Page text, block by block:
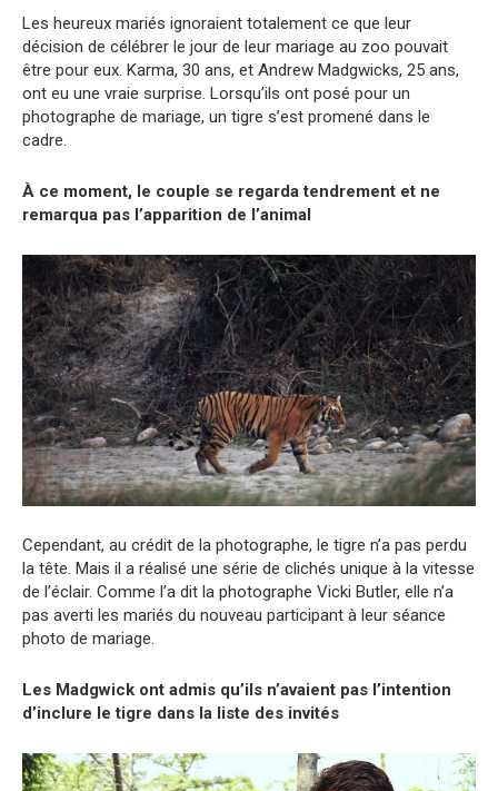
Les heureux mariés ignoraient totalement ce que leur
décision de célébrer le jour de leur mariage au zoo pouvait
être pour eux. Karma, 30 ans, et Andrew Madgwicks, 25 ans,
ont eu une vraie surprise. Lorsqu’ils ont posé pour un
photographe de mariage, un tigre s’est promené dans le
cadre.
À ce moment, le couple se regarda tendrement et ne
remarqua pas l’apparition de l’animal
Cependant, au crédit de la photographe, le tigre n’a pas perdu
la tête. Mais il a réalisé une série de clichés unique à la vitesse
de l’éclair. Comme l’a dit la photographe Vicki Butler, elle n’a
pas averti les mariés du nouveau participant à leur séance
photo de mariage.
Les Madgwick ont admis qu’ils n’avaient pas l’intention
d’inclure le tigre dans la liste des invités